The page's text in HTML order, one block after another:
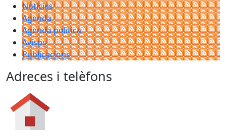
Notícies
Agenda
Agenda política
Avisos
Publicacions
Adreces i telèfons